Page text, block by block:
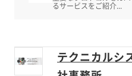
るサービスをご紹介...
テクニカルシ